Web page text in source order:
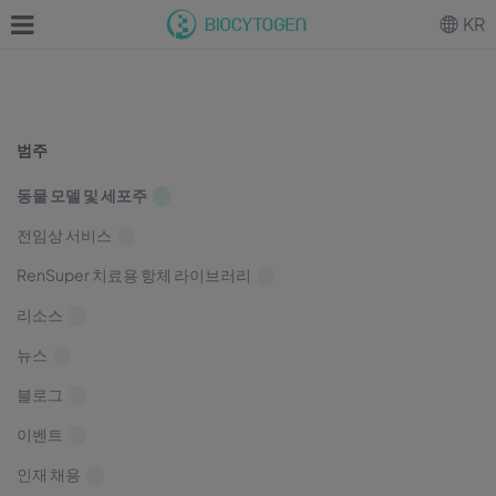
범주
동물 모델 및 세포주
전임상 서비스
RenSuper 치료용 항체 라이브러리
리소스
뉴스
블로그
이벤트
인재 채용
KR